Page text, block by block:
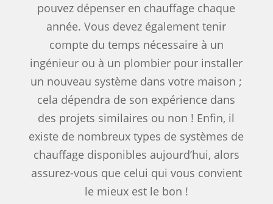
pouvez dépenser en chauffage chaque
année. Vous devez également tenir
compte du temps nécessaire à un
ingénieur ou à un plombier pour installer
un nouveau système dans votre maison ;
cela dépendra de son expérience dans
des projets similaires ou non ! Enfin, il
existe de nombreux types de systèmes de
chauffage disponibles aujourd’hui, alors
assurez-vous que celui qui vous convient
le mieux est le bon !